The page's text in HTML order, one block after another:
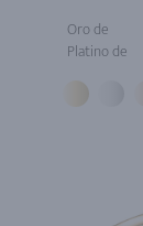
Oro de
Platino de